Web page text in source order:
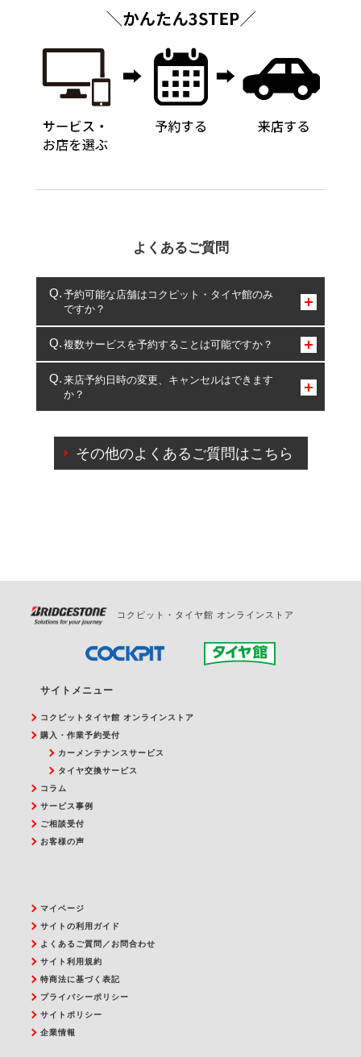
よくあるご質問
予約可能な店舗はコクピット・タイヤ館のみ
ですか？
コクピット・タイヤ館のみとなります。
複数サービスを予約することは可能ですか？
複数サービスのご予約は可能です。
一部の商品・サービスの組み合わせに限り、同時にご予約が
出来ないものもございます。
来店予約日時の変更、キャンセルはできます
か？
ご来店予約日の3営業日前を過ぎている場合のご予約
の日時変更につきましては、直接ご予約の店舗まで
その他のよくあるご質問はこちら
コクピット・タイヤ館 オンラインストア
サイトメニュー
コクピットタイヤ館 オンラインストア
購入・作業予約受付
カーメンテナンスサービス
タイヤ交換サービス
コラム
サービス事例
ご相談受付
お客様の声
マイページ
サイトの利用ガイド
よくあるご質問／お問合わせ
サイト利用規約
特商法に基づく表記
プライバシーポリシー
サイトポリシー
企業情報